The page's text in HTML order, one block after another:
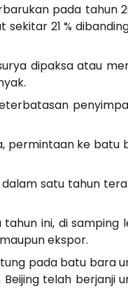
pada tahun
21 %
dipaksa atau
permintaan ke batu
satu tahun
ini, di samping
ekspor.
pada batu bara
telah berjanji